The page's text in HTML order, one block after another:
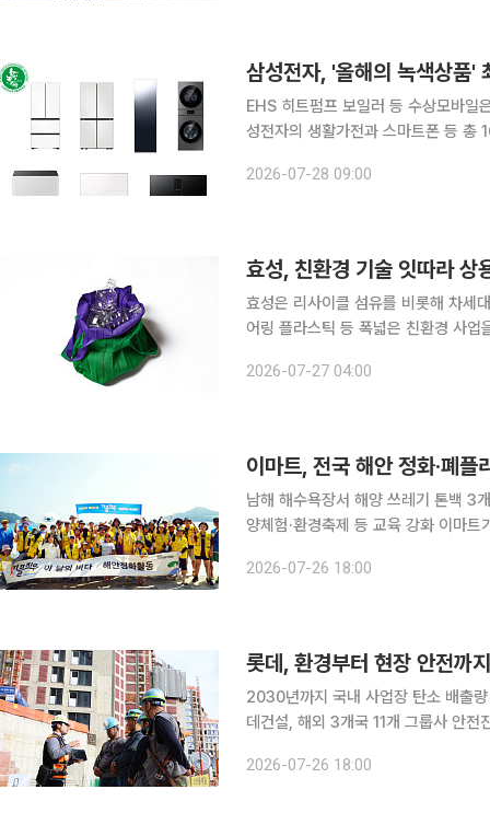
삼성전자, '올해의 녹색상품'
EHS 히트펌프 보일러 등 수상모바일
성전자의 생활가전과 스마트폰 등 총
제품들이 소비자와 환경 전문가들로
2026-07-28 09:00
효성, 친환경 기술 잇따라
효성은 리사이클 섬유를 비롯해 차세
어링 플라스틱 등 폭넓은 친환경 사업을 통해 미
2026-07-27 04:00
이마트, 전국 해안 정화·폐
남해 해수욕장서 해양 쓰레기 톤백 3
양체험·환경축제 등 교육 강화 이마트가 전국 해안 정화와 폐플라스틱 재활용을 확대하며 고객 참여
요 플라스틱, 지켜가요 우리바다)'는
2026-07-26 18:00
롯데, 환경부터 현장 안전까
2030년까지 국내 사업장 탄소 배출
데건설, 해외 3개국 11개 그룹사 안전진단 확대 롯데그룹은 탄소중립과 사업장
로 '탄소중립 로드맵 2.0'을 추진하고
2026-07-26 18:00